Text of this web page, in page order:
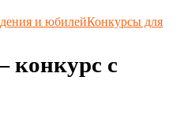
и юбилейКонкурсы для
конкурс с